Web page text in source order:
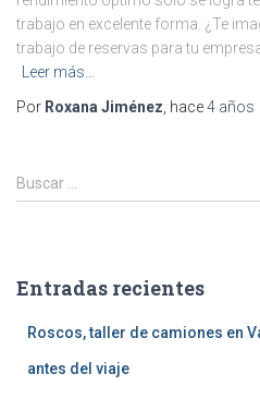
trabajo en excelente forma. ¿Te
trabajo de reservas para tu
Leer más…
Por Roxana Jiménez , hace4 años
B
u
r
Buscar …
Entradas recientes
Roscos, taller de camiones en
antes del viaje